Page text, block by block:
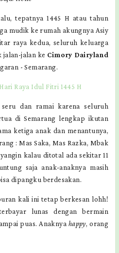
tepatnya 1445 H atau tahun
mudik ke rumah akungnya Asiy
raya kedua, seluruh keluarga
jalan-jalan ke Cimory Dairyland
- Semarang.
Raya Idul Fitri 1445 H
dan ramai karena seluruh
di Semarang lengkap ikutan
ketiga anak dan menantunya,
: Mas Saka, Mas Razka, Mbak
kalau ditotal ada sekitar 11
saja anak-anaknya masih
dipangku berdesakan.
kali ini tetap berkesan lohh!
lunas dengan bermain
puas. Anaknya happy, orang